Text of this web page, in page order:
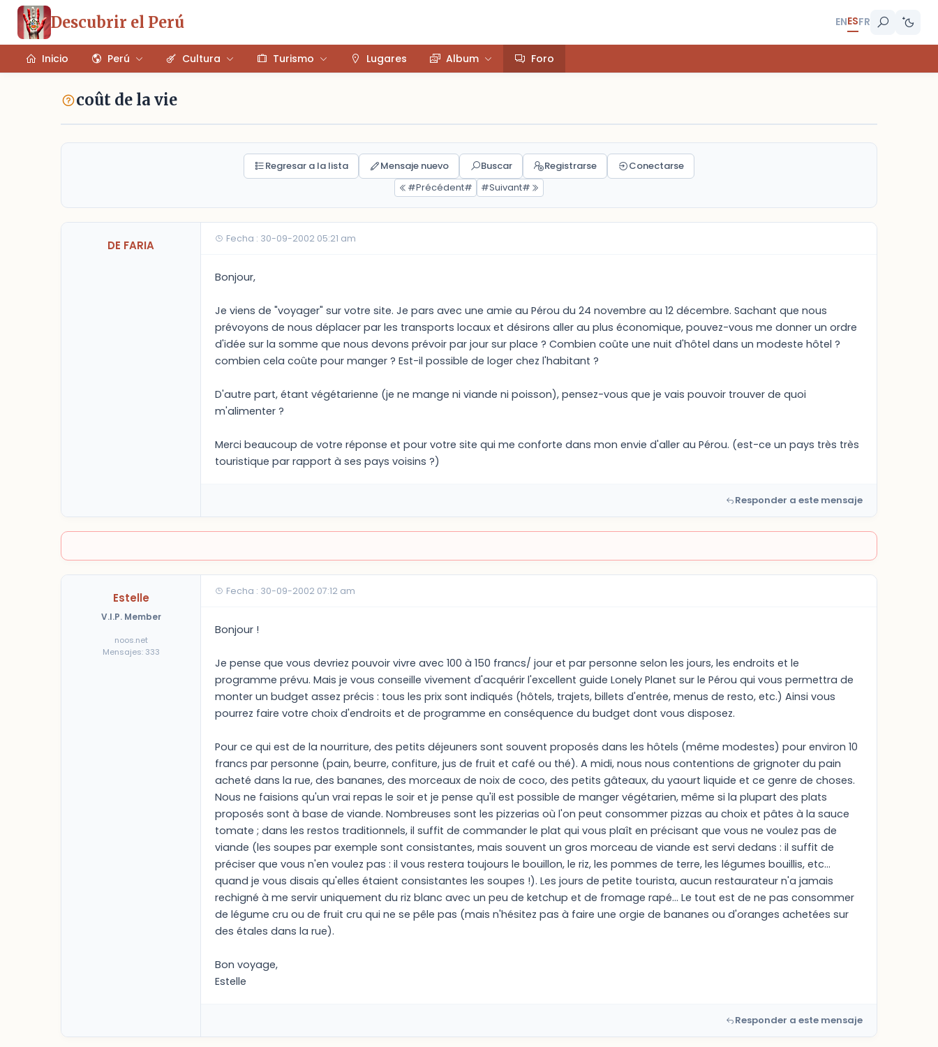
Descubrir el Perú ENESFR
Inicio Perú Cultura Turismo Lugares Album Foro
coût de la vie
Regresar a la lista Mensaje nuevo Buscar Registrarse
Conectarse
#Précédent#
#Suivant#
DE FARIA Fecha : 30-09-2002 05:21 am
Bonjour,
Je viens de "voyager" sur votre site. Je pars avec une amie au Pérou du 24 novembre au 12 décembre. Sachant que nous
prévoyons de nous déplacer par les transports locaux et désirons aller au plus économique, pouvez-vous me donner un ordre
d'idée sur la somme que nous devons prévoir par jour sur place ? Combien coûte une nuit d'hôtel dans un modeste hôtel ?
combien cela coûte pour manger ? Est-il possible de loger chez l'habitant ?
D'autre part, étant végétarienne (je ne mange ni viande ni poisson), pensez-vous que je vais pouvoir trouver de quoi
m'alimenter ?
Merci beaucoup de votre réponse et pour votre site qui me conforte dans mon envie d'aller au Pérou. (est-ce un pays très très
touristique par rapport à ses pays voisins ?)
Responder a este mensaje
Estelle
V.I.P. Member
noos.net
Mensajes: 333
Fecha : 30-09-2002 07:12 am
Bonjour !
Je pense que vous devriez pouvoir vivre avec 100 à 150 francs/ jour et par personne selon les jours, les endroits et le
programme prévu. Mais je vous conseille vivement d'acquérir l'excellent guide Lonely Planet sur le Pérou qui vous permettra de
monter un budget assez précis : tous les prix sont indiqués (hôtels, trajets, billets d'entrée, menus de resto, etc.) Ainsi vous
pourrez faire votre choix d'endroits et de programme en conséquence du budget dont vous disposez.
Pour ce qui est de la nourriture, des petits déjeuners sont souvent proposés dans les hôtels (même modestes) pour environ 10
francs par personne (pain, beurre, confiture, jus de fruit et café ou thé). A midi, nous nous contentions de grignoter du pain
acheté dans la rue, des bananes, des morceaux de noix de coco, des petits gâteaux, du yaourt liquide et ce genre de choses.
Nous ne faisions qu'un vrai repas le soir et je pense qu'il est possible de manger végétarien, même si la plupart des plats
proposés sont à base de viande. Nombreuses sont les pizzerias où l'on peut consommer pizzas au choix et pâtes à la sauce
tomate ; dans les restos traditionnels, il suffit de commander le plat qui vous plaît en précisant que vous ne voulez pas de
viande (les soupes par exemple sont consistantes, mais souvent un gros morceau de viande est servi dedans : il suffit de
préciser que vous n'en voulez pas : il vous restera toujours le bouillon, le riz, les pommes de terre, les légumes bouillis, etc...
quand je vous disais qu'elles étaient consistantes les soupes !). Les jours de petite tourista, aucun restaurateur n'a jamais
rechigné à me servir uniquement du riz blanc avec un peu de ketchup et de fromage rapé... Le tout est de ne pas consommer
de légume cru ou de fruit cru qui ne se pêle pas (mais n'hésitez pas à faire une orgie de bananes ou d'oranges achetées sur
des étales dans la rue).
Bon voyage,
Estelle
Responder a este mensaje